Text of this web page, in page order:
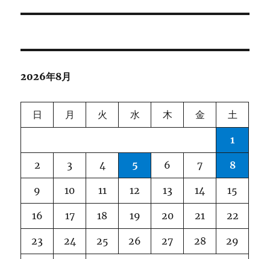
ー
ン
投
2026年8月
日 月 火 水 木 金 土
1
2 3 4 5 6 7 8
9 10 11 12 13 14 15
16 17 18 19 20 21 22
23 24 25 26 27 28 29